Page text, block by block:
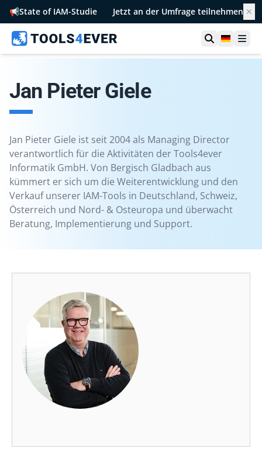
📢State of IAM-Studie Jetzt an der Umfrage teilnehmen ✕
Suche
Jan Pieter Giele
Jan Pieter Giele ist seit 2004 als Managing Director
verantwortlich für die Aktivitäten der Tools4ever
Informatik GmbH. Von Bergisch Gladbach aus
kümmert er sich um die Weiterentwicklung und den
Verkauf unserer IAM-Tools in Deutschland, Schweiz,
Österreich und Nord- & Osteuropa und überwacht
Beratung, Implementierung und Support.